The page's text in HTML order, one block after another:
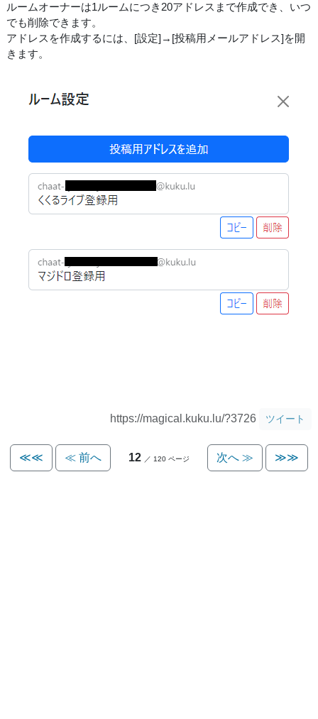
ルームオーナーは1ルームにつき20アドレスまで作成でき、いつ
でも削除できます。
アドレスを作成するには、[設定]→[投稿用メールアドレス]を開
きます。
https://magical.kuku.lu/?3726 ツイート
≪≪ ≪ 前へ 12 ／ 120 ページ 次へ ≫ ≫≫